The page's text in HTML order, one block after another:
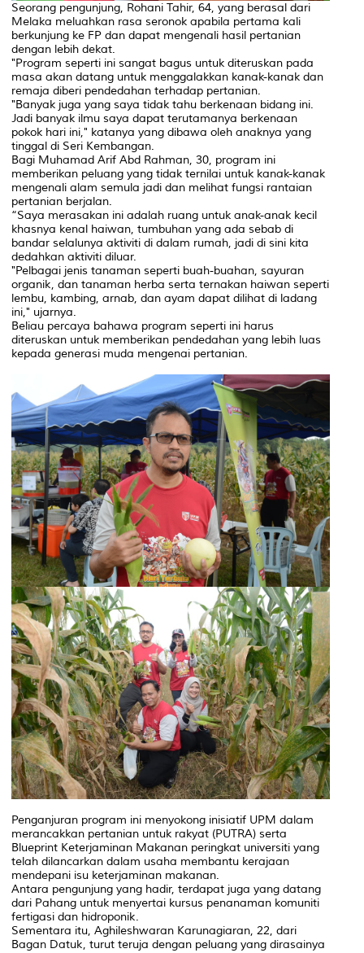
Seorang pengunjung, Rohani Tahir, 64, yang berasal dari
Melaka meluahkan rasa seronok apabila pertama kali
berkunjung ke FP dan dapat mengenali hasil pertanian
dengan lebih dekat.
"Program seperti ini sangat bagus untuk diteruskan pada
masa akan datang untuk menggalakkan kanak-kanak dan
remaja diberi pendedahan terhadap pertanian.
"Banyak juga yang saya tidak tahu berkenaan bidang ini.
Jadi banyak ilmu saya dapat terutamanya berkenaan
pokok hari ini," katanya yang dibawa oleh anaknya yang
tinggal di Seri Kembangan.
Bagi Muhamad Arif Abd Rahman, 30, program ini
memberikan peluang yang tidak ternilai untuk kanak-kanak
mengenali alam semula jadi dan melihat fungsi rantaian
pertanian berjalan.
“Saya merasakan ini adalah ruang untuk anak-anak kecil
khasnya kenal haiwan, tumbuhan yang ada sebab di
bandar selalunya aktiviti di dalam rumah, jadi di sini kita
dedahkan aktiviti diluar.
"Pelbagai jenis tanaman seperti buah-buahan, sayuran
organik, dan tanaman herba serta ternakan haiwan seperti
lembu, kambing, arnab, dan ayam dapat dilihat di ladang
ini," ujarnya.
Beliau percaya bahawa program seperti ini harus
diteruskan untuk memberikan pendedahan yang lebih luas
kepada generasi muda mengenai pertanian.
Penganjuran program ini menyokong inisiatif UPM dalam
merancakkan pertanian untuk rakyat (PUTRA) serta
Blueprint Keterjaminan Makanan peringkat universiti yang
telah dilancarkan dalam usaha membantu kerajaan
mendepani isu keterjaminan makanan.
Antara pengunjung yang hadir, terdapat juga yang datang
dari Pahang untuk menyertai kursus penanaman komuniti
fertigasi dan hidroponik.
Sementara itu, Aghileshwaran Karunagiaran, 22, dari
Bagan Datuk, turut teruja dengan peluang yang dirasainya